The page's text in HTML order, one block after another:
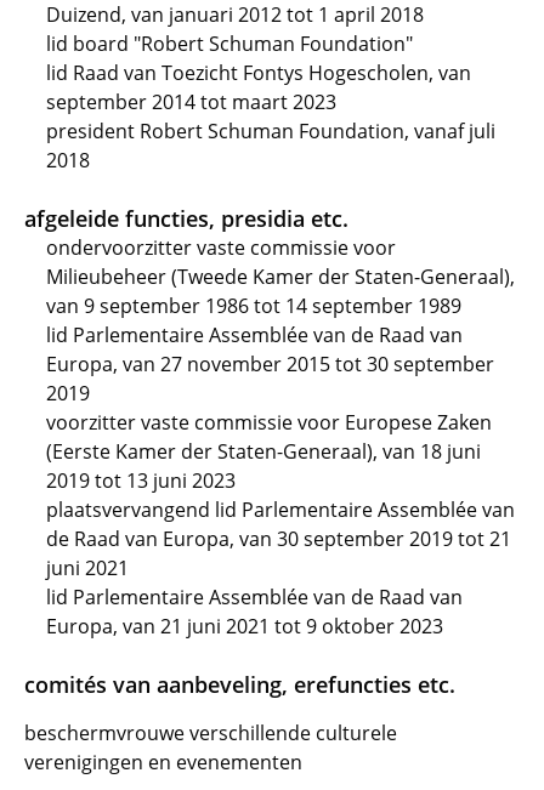
Duizend, van januari 2012 tot 1 april 2018
lid board "Robert Schuman Foundation"
lid Raad van Toezicht Fontys Hogescholen, van
september 2014 tot maart 2023
president Robert Schuman Foundation, vanaf juli
2018
afgeleide functies, presidia etc.
ondervoorzitter vaste commissie voor
Milieubeheer (Tweede Kamer der Staten-Generaal),
van 9 september 1986 tot 14 september 1989
lid Parlementaire Assemblée van de Raad van
Europa, van 27 november 2015 tot 30 september
2019
voorzitter vaste commissie voor Europese Zaken
(Eerste Kamer der Staten-Generaal), van 18 juni
2019 tot 13 juni 2023
plaatsvervangend lid Parlementaire Assemblée van
de Raad van Europa, van 30 september 2019 tot 21
juni 2021
lid Parlementaire Assemblée van de Raad van
Europa, van 21 juni 2021 tot 9 oktober 2023
comités van aanbeveling, erefuncties etc.
beschermvrouwe verschillende culturele
verenigingen en evenementen